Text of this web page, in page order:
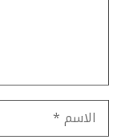
الاسم